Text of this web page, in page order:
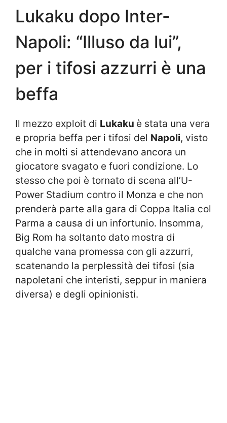
Lukaku dopo Inter-
Napoli: “Illuso da lui”,
per i tifosi azzurri è una
beffa
Il mezzo exploit di Lukaku è stata una vera
e propria beffa per i tifosi del Napoli, visto
che in molti si attendevano ancora un
giocatore svagato e fuori condizione. Lo
stesso che poi è tornato di scena all’U-
Power Stadium contro il Monza e che non
prenderà parte alla gara di Coppa Italia col
Parma a causa di un infortunio. Insomma,
Big Rom ha soltanto dato mostra di
qualche vana promessa con gli azzurri,
scatenando la perplessità dei tifosi (sia
napoletani che interisti, seppur in maniera
diversa) e degli opinionisti.